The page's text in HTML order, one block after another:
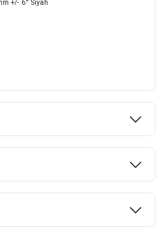
+/- 6° Siyah